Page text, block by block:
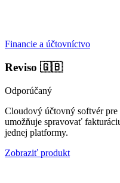
Financie a účtovníctvo
Reviso 🇬🇧
Odporúčaný
Cloudový účtovný softvér
umožňuje spravovať
jednej platformy.
Zobraziť produkt